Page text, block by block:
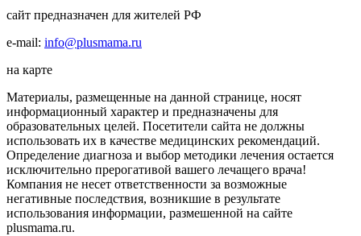
сайт предназначен для жителей РФ
e-mail: info@plusmama.ru
на карте
Материалы, размещенные на данной странице, носят
информационный характер и предназначены для
образовательных целей. Посетители сайта не должны
использовать их в качестве медицинских рекомендаций.
Определение диагноза и выбор методики лечения остается
исключительно прерогативой вашего лечащего врача!
Компания не несет ответственности за возможные
негативные последствия, возникшие в результате
использования информации, размешенной на сайте
plusmama.ru.